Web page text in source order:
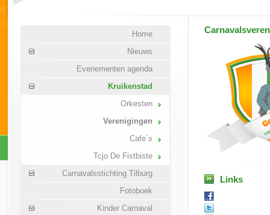
Home
Nieuws
Evenementen agenda
Kruikenstad
Orkesten
Verenigingen
Cafe´s
Tcjo De Fistbiste
Carnavalsstichting Tilburg
Fotoboek
Kinder Carnaval
Links